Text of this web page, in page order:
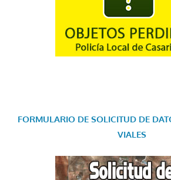
FORMULARIO DE SOLICITUD DE
VIALES